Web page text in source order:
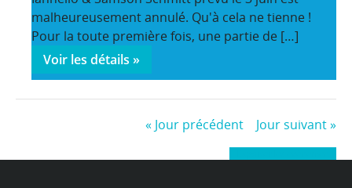
malheureusement annulé. Qu'à cela ne tienne !
Pour la toute première fois, une partie de […]
Voir les détails »
« Jour précédent Jour suivant»